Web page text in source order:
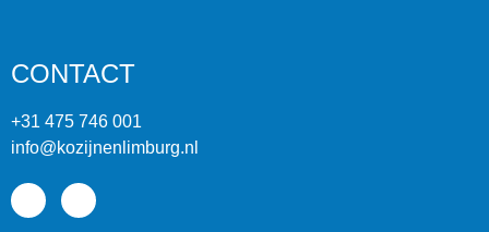
CONTACT
+31 475 746 001
info@kozijnenlimburg.nl